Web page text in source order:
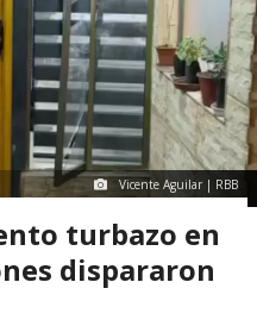
Vicente Aguilar | RBB
turbazo en
dispararon